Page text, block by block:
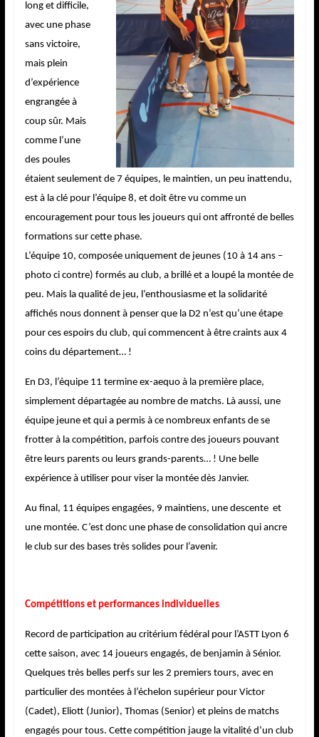
long et difficile,
avec une phase
sans victoire,
mais plein
d’expérience
engrangée à
coup sûr. Mais
comme l’une
des poules
étaient seulement de 7 équipes, le maintien, un peu inattendu,
est à la clé pour l’équipe 8, et doit être vu comme un
encouragement pour tous les joueurs qui ont affronté de belles
formations sur cette phase.
L’équipe 10, composée uniquement de jeunes (10 à 14 ans –
photo ci contre) formés au club, a brillé et a loupé la montée de
peu. Mais la qualité de jeu, l’enthousiasme et la solidarité
affichés nous donnent à penser que la D2 n’est qu’une étape
pour ces espoirs du club, qui commencent à être craints aux 4
coins du département… !
En D3, l’équipe 11 termine ex-aequo à la première place,
simplement départagée au nombre de matchs. Là aussi, une
équipe jeune et qui a permis à ce nombreux enfants de se
frotter à la compétition, parfois contre des joueurs pouvant
être leurs parents ou leurs grands-parents… ! Une belle
expérience à utiliser pour viser la montée dès Janvier.
Au final, 11 équipes engagées, 9 maintiens, une descente et
une montée. C’est donc une phase de consolidation qui ancre
le club sur des bases très solides pour l’avenir.
Compétitions et performances individuelles
Record de participation au critérium fédéral pour l’ASTT Lyon 6
cette saison, avec 14 joueurs engagés, de benjamin à Sénior.
Quelques très belles perfs sur les 2 premiers tours, avec en
particulier des montées à l’échelon supérieur pour Victor
(Cadet), Eliott (Junior), Thomas (Senior) et pleins de matchs
engagés pour tous. Cette compétition jauge la vitalité d’un club